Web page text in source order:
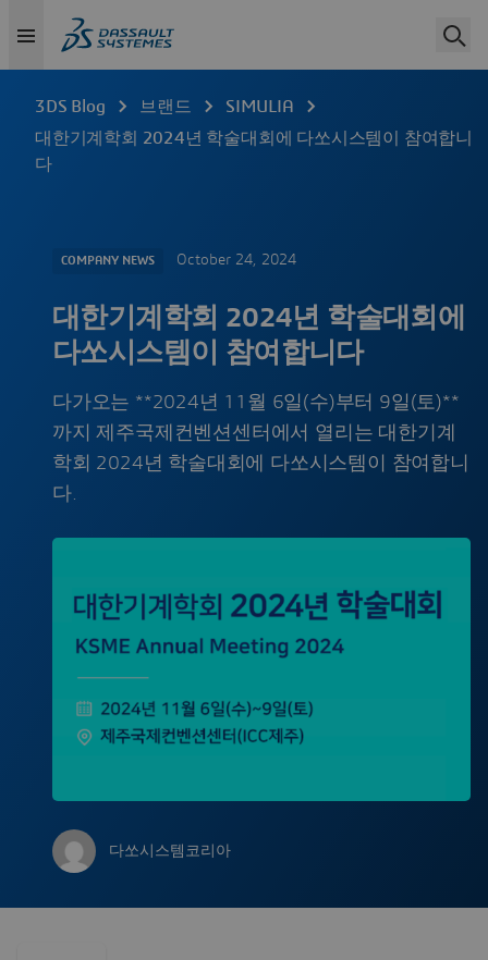
3DS Blog 브랜드
SIMULIA
대한기계학회 2024년 학술대회에 다쏘시스템이 참여합니
다
COMPANY NEWS October 24, 2024
대한기계학회 2024년 학술대회에
다쏘시스템이 참여합니다
다가오는 **2024년 11월 6일(수)부터 9일(토)**
까지 제주국제컨벤션센터에서 열리는 대한기계
학회 2024년 학술대회에 다쏘시스템이 참여합니
다.
다쏘시스템코리아